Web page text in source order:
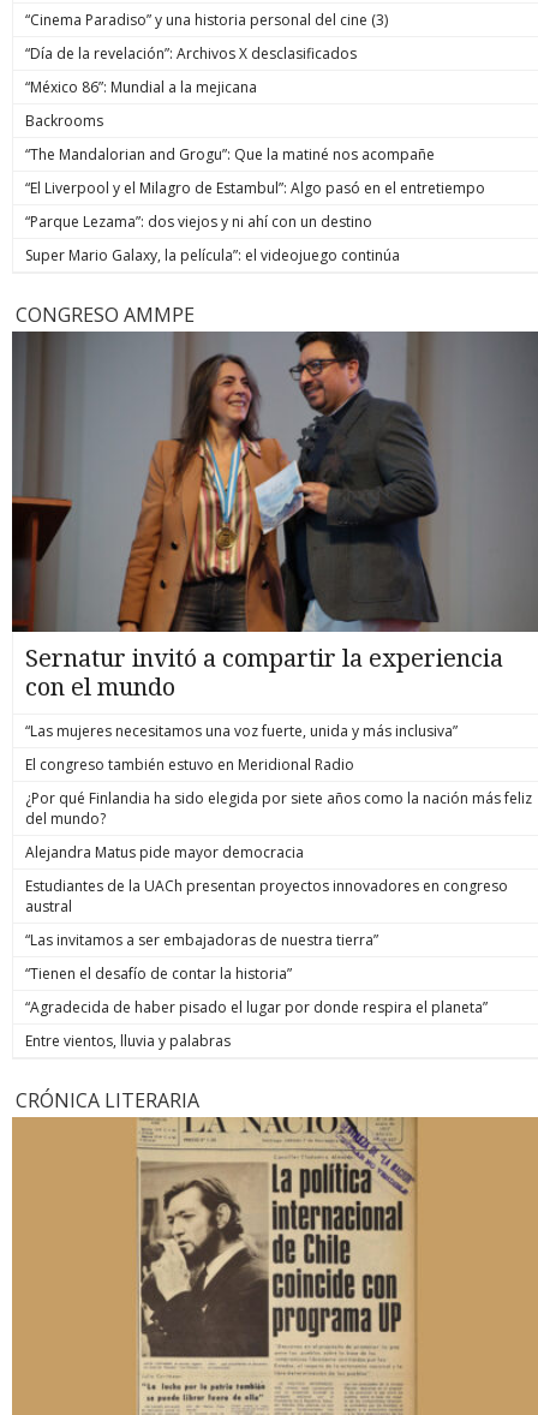
“Cinema Paradiso” y una historia personal del cine (3)
“Día de la revelación”: Archivos X desclasificados
“México 86”: Mundial a la mejicana
Backrooms
“The Mandalorian and Grogu”: Que la matiné nos acompañe
“El Liverpool y el Milagro de Estambul”: Algo pasó en el entretiempo
“Parque Lezama”: dos viejos y ni ahí con un destino
Super Mario Galaxy, la película”: el videojuego continúa
CONGRESO AMMPE
Sernatur invitó a compartir la experiencia
con el mundo
“Las mujeres necesitamos una voz fuerte, unida y más inclusiva”
El congreso también estuvo en Meridional Radio
¿Por qué Finlandia ha sido elegida por siete años como la nación más feliz
del mundo?
Alejandra Matus pide mayor democracia
Estudiantes de la UACh presentan proyectos innovadores en congreso
austral
“Las invitamos a ser embajadoras de nuestra tierra”
“Tienen el desafío de contar la historia”
“Agradecida de haber pisado el lugar por donde respira el planeta”
Entre vientos, lluvia y palabras
CRÓNICA LITERARIA